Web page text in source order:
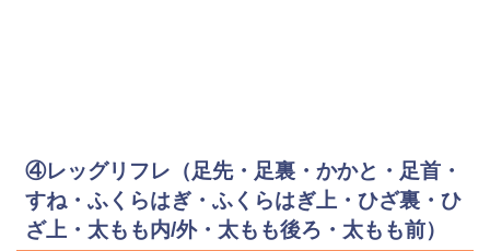
④レッグリフレ（足先・足裏・かかと・足首・
すね・ふくらはぎ・ふくらはぎ上・ひざ裏・ひ
ざ上・太もも内/外・太もも後ろ・太もも前）